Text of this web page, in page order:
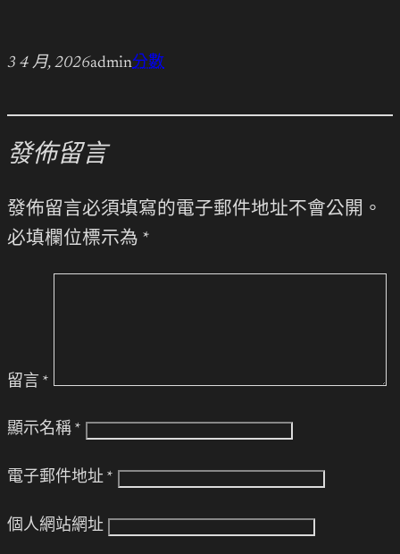
3 4 月, 2026admin分數
發佈留言
發佈留言必須填寫的電子郵件地址不會公開。
必填欄位標示為 *
留言 *
顯示名稱 *
電子郵件地址 *
個人網站網址